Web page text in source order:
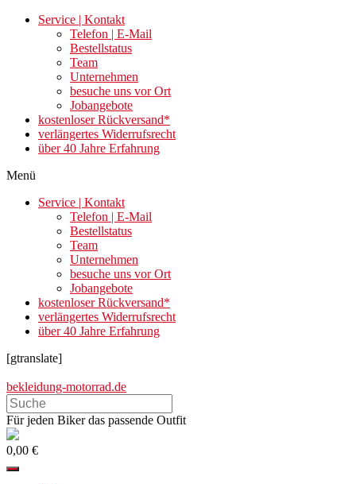
Zum
Service | Kontakt
Telefon | E-Mail
Bestellstatus
Team
Unternehmen
besuche uns vor Ort
Jobangebote
kostenloser Rückversand*
verlängertes Widerrufsrecht
über 40 Jahre Erfahrung
Menü
Service | Kontakt
Telefon | E-Mail
Bestellstatus
Team
Unternehmen
besuche uns vor Ort
Jobangebote
kostenloser Rückversand*
verlängertes Widerrufsrecht
über 40 Jahre Erfahrung
[gtranslate]
bekleidung-motorrad.de
Search
this
website
Für jeden Biker das passende Outfit
0,00 €